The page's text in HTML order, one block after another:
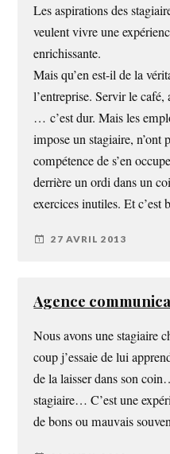
Les aspirations des
veulent vivre une
enrichissante.
Mais qu’en est-il de la
l’entreprise. Servir le
… c’est dur. Mais les
impose un stagiaire, n’ont
compétence de s’en
derrière un ordi dans un
exercices inutiles. Et c’est
27 AVRIL 2013
Agence
Nous avons une stagiaire
coup j’essaie de lui
de la laisser dans son
stagiaire… C’est une
de bons ou mauvais